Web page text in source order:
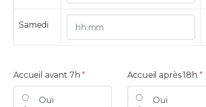
Samedi
Accueil avant 7h *
Oui
Accueil après 18h *
Oui